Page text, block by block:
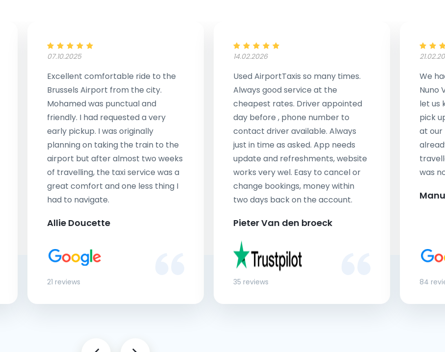
07.10.2025
Excellent comfortable ride to the
Brussels Airport from the city.
Mohamed was punctual and
friendly. I had requested a very
early pickup. I was originally
planning on taking the train to the
airport but after almost two weeks
of travelling, the taxi service was a
great comfort and one less thing I
had to navigate.
Allie Doucette
21 reviews
14.02.2026
Used AirportTaxis so many times.
Always good service at the
cheapest rates. Driver appointed
day before , phone number to
contact driver available. Always
just in time as asked. App needs
update and refreshments, website
works very wel. Easy to cancel or
change bookings, money within
two days back on the account.
Pieter Van den broeck
35 reviews
We
Nuno
let us
pick
at our
was
84